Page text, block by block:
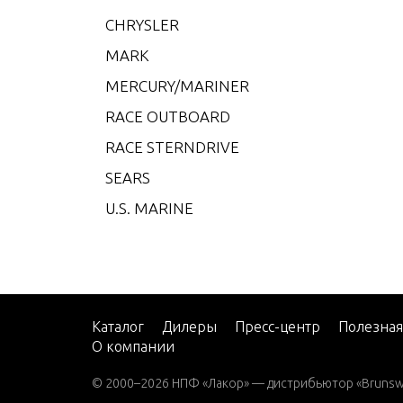
CHRYSLER
MARK
MERCURY/MARINER
RACE OUTBOARD
RACE STERNDRIVE
SEARS
U.S. MARINE
CMD
CMD
CMD
Каталог Дилеры Пресс-центр
О компании
© 2000–2026 НПФ «Лакор» — дистрибьютор